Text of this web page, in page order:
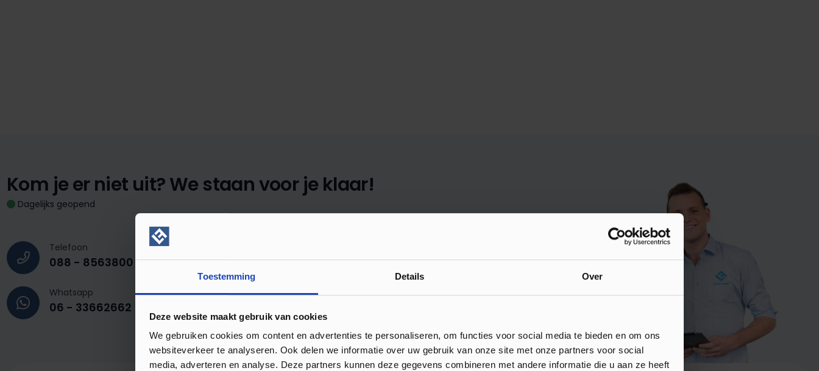
Toestemming Details Over
Deze website maakt gebruik van cookies
We gebruiken cookies om content en advertenties te personaliseren, om functies voor social media te bieden en om ons
websiteverkeer te analyseren. Ook delen we informatie over uw gebruik van onze site met onze partners voor social
media, adverteren en analyse. Deze partners kunnen deze gegevens combineren met andere informatie die u aan ze heeft
Kom je er niet uit?We staan voor je klaar!
Dagelijks geopend
Telefoon
088 - 8563800 info@luxuryfloors.nl
Whatsapp
06 - 33662662
Klantenservice geopend